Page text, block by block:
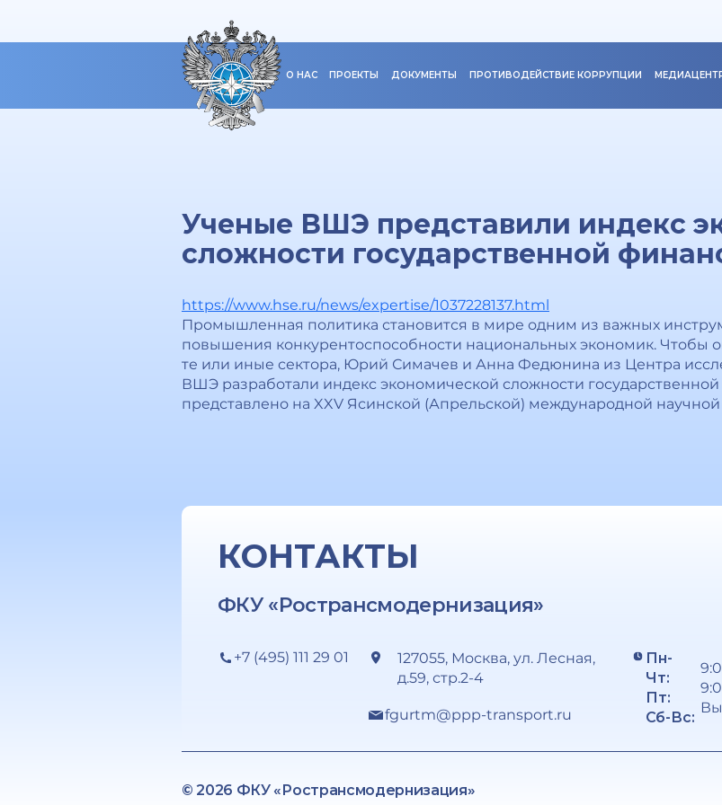
О НАС ПРОЕКТЫ ДОКУМЕНТЫ ПРОТИВОДЕЙСТВИЕ КОРРУПЦИИ
Ученые ВШЭ представили индекс
сложности государственной
https://www.hse.ru/news/expertise/1037228137.html
Промышленная политика становится в мире одним из важных
повышения конкурентоспособности национальных экономик. Чтобы
те или иные сектора, Юрий Симачев и Анна Федюнина из Центра
ВШЭ разработали индекс экономической сложности
представлено на XXV Ясинской (Апрельской) международной
КОНТАКТЫ
ФКУ «Ространсмодернизация»
+7 (495) 111 29 01
127055, Москва, ул. Лесная,
д.59, стр.2-4
fgurtm@ppp-transport.ru
Пн-
Чт:
Пт:
Сб-Вс:
© 2026 ФКУ «Ространсмодернизация»